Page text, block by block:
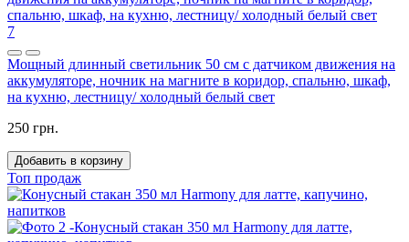
7
Мощный длинный светильник 50 см с датчиком движения на
аккумуляторе, ночник на магните в коридор, спальню, шкаф,
на кухню, лестницу/ холодный белый свет
250 грн.
Добавить в корзину
Топ продаж